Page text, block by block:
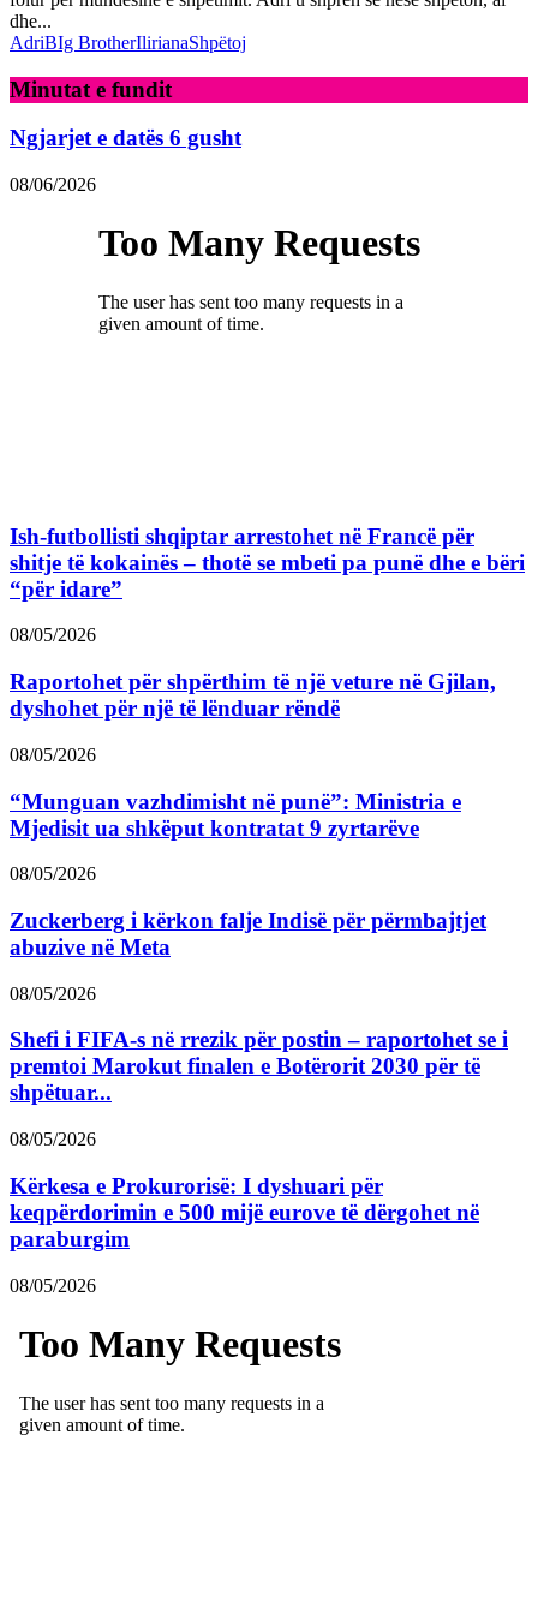
dhe...
AdriBIg BrotherIlirianaShpëtoj
Minutat e fundit
Ngjarjet e datës 6 gusht
08/06/2026
Ish-futbollisti shqiptar arrestohet në Francë për
shitje të kokainës – thotë se mbeti pa punë dhe e bëri
“për idare”
08/05/2026
Raportohet për shpërthim të një veture në Gjilan,
dyshohet për një të lënduar rëndë
08/05/2026
“Munguan vazhdimisht në punë”: Ministria e
Mjedisit ua shkëput kontratat 9 zyrtarëve
08/05/2026
Zuckerberg i kërkon falje Indisë për përmbajtjet
abuzive në Meta
08/05/2026
Shefi i FIFA-s në rrezik për postin – raportohet se i
premtoi Marokut finalen e Botërorit 2030 për të
shpëtuar...
08/05/2026
Kërkesa e Prokurorisë: I dyshuari për
keqpërdorimin e 500 mijë eurove të dërgohet në
paraburgim
08/05/2026